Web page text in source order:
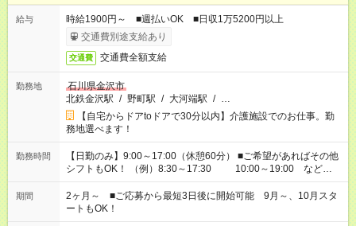
給与
時給1900円～ ■週払いOK ■日収1万5200円以上
交通費別途支給あり
交通費 交通費全額支給
勤務地
石川県金沢市
北鉄金沢駅 / 野町駅 / 大河端駅 / …
【自宅からドアtoドアで30分以内】介護施設でのお仕事。勤
務地選べます！
勤務時間
【日勤のみ】9:00～17:00（休憩60分） ■ご希望があればその他
シフトもOK！ （例）8:30～17:30 10:00～19:00 など
「家族とお休みを合わせたい」 「できれば残業はしたくない」
など、あなたのご希望に沿ったお仕事をご紹介します！ ※Wワ
ーク希望の方へ 今ご覧のお仕事で希望する勤務時間と、もう1つ
のお仕事の勤務時間。 合計で週40時間を超える場合は応募でき
期間
2ヶ月～ ■ご応募から最短3日後に開始可能 9月～、10月スタ
ートもOK！